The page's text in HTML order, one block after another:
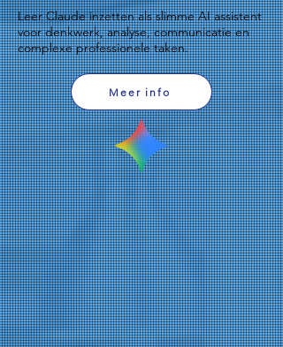
Leer Claude inzetten als slimme AI assistent
voor denkwerk, analyse, communicatie en
complexe professionele taken.
Meer info